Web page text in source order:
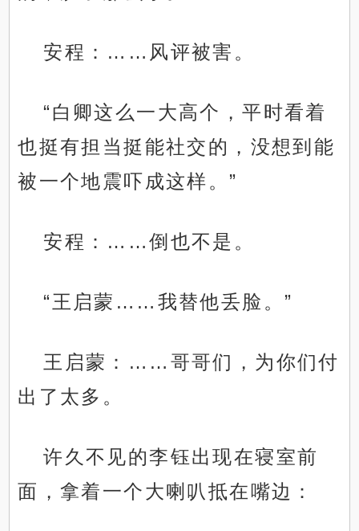
安程：……风评被害。
“白卿这么一大高个，平时看着
也挺有担当挺能社交的，没想到能
被一个地震吓成这样。”
安程：……倒也不是。
“王启蒙……我替他丢脸。”
王启蒙：……哥哥们，为你们付
出了太多。
许久不见的李钰出现在寝室前
面，拿着一个大喇叭抵在嘴边：